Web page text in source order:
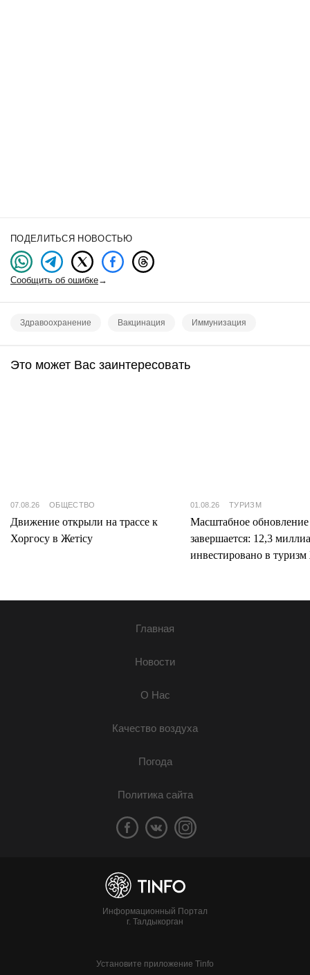
ПОДЕЛИТЬСЯ НОВОСТЬЮ
Сообщить об ошибке→
Здравоохранение Вакцинация Иммунизация
Это может Вас заинтересовать
07.08.26 ОБЩЕСТВО
Движение открыли на трассе к
Хоргосу в Жетісу
01.08.26 ТУРИЗМ
Масштабное
завершается: 12,3
инвестировано в туризм
Главная
Новости
О Нас
Качество воздуха
Погода
Политика сайта
Информационный Портал
г. Талдыкорган
Установите приложение Tinfo